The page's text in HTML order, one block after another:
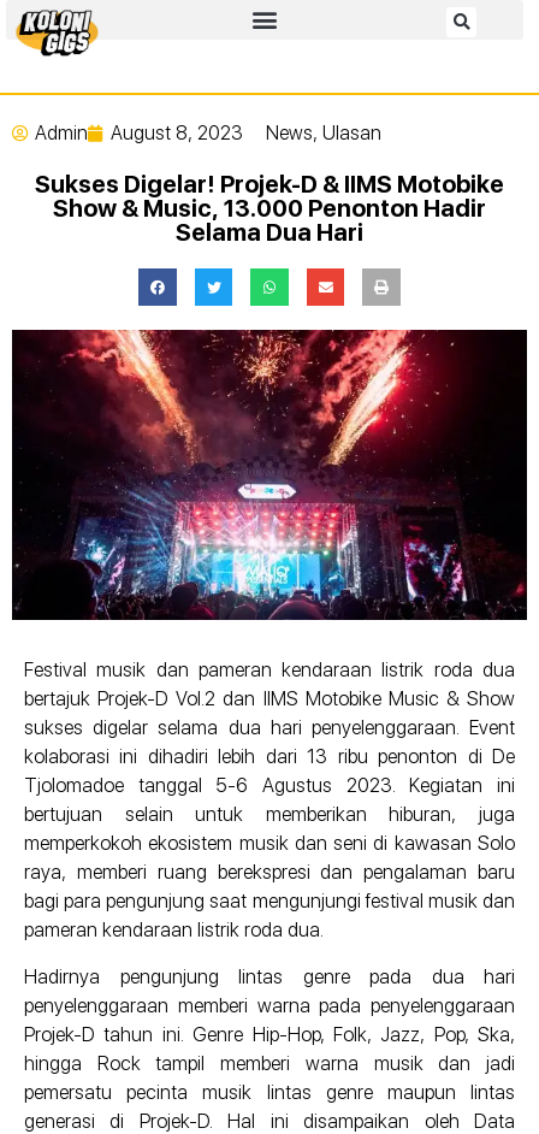
Admin August 8, 2023 News, Ulasan
Sukses Digelar! Projek-D & IIMS Motobike
Show & Music, 13.000 Penonton Hadir
Selama Dua Hari
Festival musik dan pameran kendaraan listrik roda dua
bertajuk Projek-D Vol.2 dan IIMS Motobike Music & Show
sukses digelar selama dua hari penyelenggaraan. Event
kolaborasi ini dihadiri lebih dari 13 ribu penonton di De
Tjolomadoe tanggal 5-6 Agustus 2023. Kegiatan ini
bertujuan selain untuk memberikan hiburan, juga
memperkokoh ekosistem musik dan seni di kawasan Solo
raya, memberi ruang berekspresi dan pengalaman baru
bagi para pengunjung saat mengunjungi festival musik dan
pameran kendaraan listrik roda dua.
Hadirnya pengunjung lintas genre pada dua hari
penyelenggaraan memberi warna pada penyelenggaraan
Projek-D tahun ini. Genre Hip-Hop, Folk, Jazz, Pop, Ska,
hingga Rock tampil memberi warna musik dan jadi
pemersatu pecinta musik lintas genre maupun lintas
generasi di Projek-D. Hal ini disampaikan oleh Data